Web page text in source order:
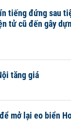
tiếng đứng sau
tử cũ đến gây
tăng giá
mở lại eo biển